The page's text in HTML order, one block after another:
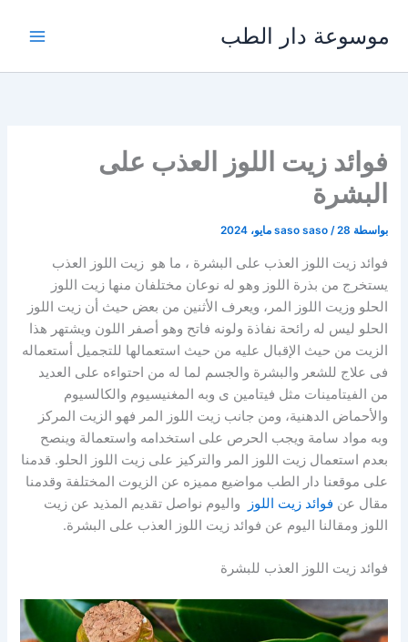
المحتوى
موسوعة دار الطب
فوائد زيت اللوز العذب على
البشرة
بواسطة saso saso /28 مايو، 2024
فوائد زيت اللوز العذب على البشرة ، ما هو زيت اللوز العذب
يستخرج من بذرة اللوز وهو له نوعان مختلفان منها زيت اللوز
الحلو وزيت اللوز المر، ويعرف الأثنين من بعض حيث أن زيت اللوز
الحلو ليس له رائحة نفاذة ولونه فاتح وهو أصفر اللون ويشتهر هذا
الزيت من حيث الإقبال عليه من حيث استعمالها للتجميل أستعماله
فى علاج للشعر والبشرة والجسم لما له من احتواءه على العديد
من الفيتامينات مثل فيتامين ى وبه المغنيسيوم والكالسيوم
والأحماض الدهنية، ومن جانب زيت اللوز المر فهو الزيت المركز
وبه مواد سامة ويجب الحرص على استخدامه واستعمالة وينصح
بعدم استعمال زيت اللوز المر والتركيز على زيت اللوز الحلو. قدمنا
على موقعنا دار الطب مواضيع مميزه عن الزيوت المختلفة وقدمنا
مقال عن فوائد زيت اللوز
واليوم نواصل تقديم المذيد عن زيت
اللوز ومقالنا اليوم عن فوائد زيت اللوز العذب على البشرة.
فوائد زيت اللوز العذب للبشرة